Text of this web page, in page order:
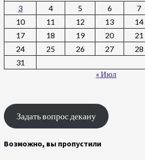
3
4 5 6 7
10
11 12 13 14
17
18 19 20 21
24
25 26 27 28
31
« Июл
Задать вопрос декану
Возможно, вы пропустили